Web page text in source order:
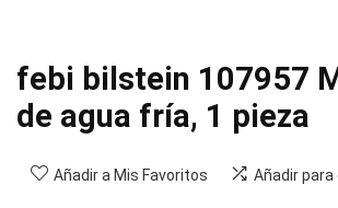
febi bilstein 107957
de agua fría, 1 pieza
Añadir a Mis Favoritos Añadir